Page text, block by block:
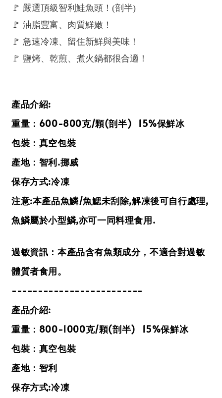
🚩 嚴選頂級智利鮭魚頭！(剖半)
🚩 油脂豐富、肉質鮮嫩！
🚩 急速冷凍、留住新鮮與美味！
🚩 鹽烤、乾煎、煮火鍋都很合適！
產品介紹:
重量：600-800克/顆(剖半) 15%保鮮冰
包裝：真空包裝
產地：智利.挪威
保存方式:冷凍
注意:本產品魚鱗/魚鰓未刮除,解凍後可自行處理,
魚鱗屬於小型鱗,亦可一同料理食用.
過敏資訊：本產品含有魚類成分，不適合對過敏
體質者食用。
-------------------------
產品介紹:
重量：800-1000克/顆(剖半) 15%保鮮冰
包裝：真空包裝
產地：智利
保存方式:冷凍